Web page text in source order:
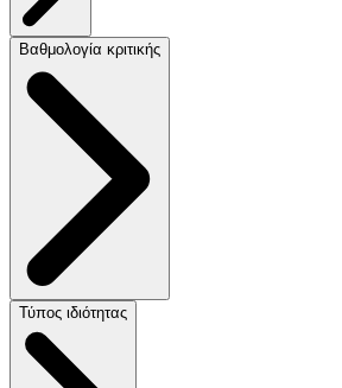
Βαθμολογία κριτικής
Τύπος ιδιότητας